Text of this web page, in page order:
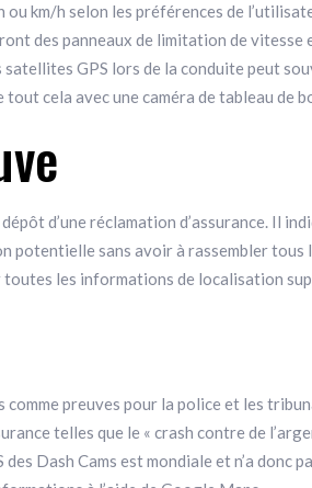
km/h selon les préférences de
des panneaux de limitation de
satellites GPS lors de la conduite peut
cela avec une caméra de tableau de
d’une réclamation d’assurance. Il
potentielle sans avoir à rassembler
les informations de localisation
preuves pour la police et les
telles que le « crash contre de
Dash Cams est mondiale et n’a donc